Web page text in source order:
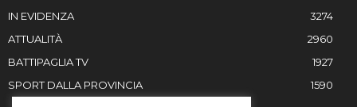
IN EVIDENZA
3274
ATTUALITÀ
2960
BATTIPAGLIA TV
1927
SPORT DALLA PROVINCIA
1590